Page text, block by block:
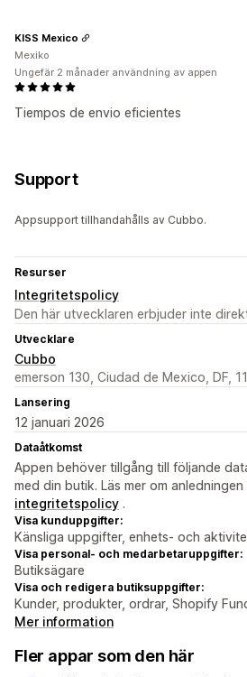
Tiempos de envio eficientes
KISS Mexico
Mexiko
Ungefär 2 månader användning av appen
Support
Appsupport tillhandahålls av Cubbo.
Resurser
Integritetspolicy
Den här utvecklaren erbjuder inte
Utvecklare
Cubbo
emerson 130, Ciudad de Mexico, DF,
Lansering
12 januari 2026
Dataåtkomst
Appen behöver tillgång till följande
med din butik. Läs mer om
integritetspolicy .
Visa kunduppgifter:
Känsliga uppgifter, enhets- och
Visa personal- och medarbetaruppgifter:
Butiksägare
Visa och redigera butiksuppgifter:
Kunder, produkter, ordrar, Shopify
Mer information
Fler appar som den här